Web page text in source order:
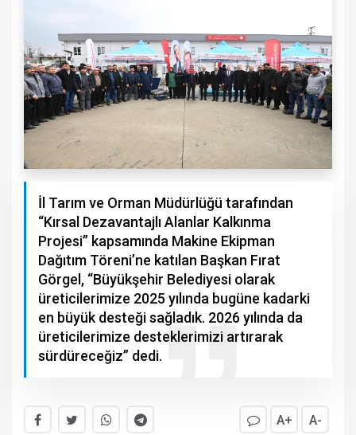
İl Tarım ve Orman Müdürlüğü tarafından
“Kırsal Dezavantajlı Alanlar Kalkınma
Projesi” kapsamında Makine Ekipman
Dağıtım Töreni’ne katılan Başkan Fırat
Görgel, “Büyükşehir Belediyesi olarak
üreticilerimize 2025 yılında bugüne kadarki
en büyük desteği sağladık. 2026 yılında da
üreticilerimize desteklerimizi artırarak
sürdüreceğiz” dedi.
A+ A-